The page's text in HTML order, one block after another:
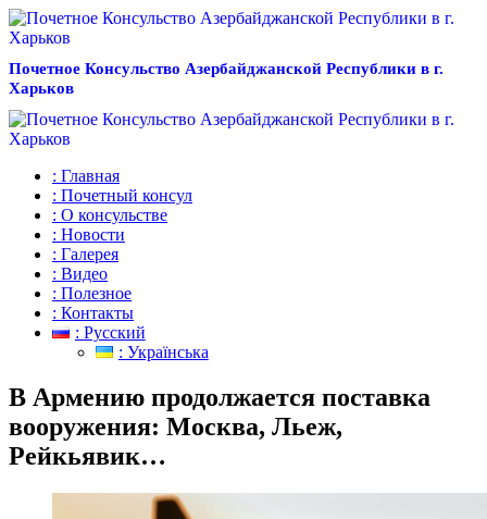
Почетное Консульство Азербайджанской Республики в г.
Харьков
: Главная
: Почетный консул
: О консульстве
: Новости
: Галерея
: Видео
: Полезное
: Контакты
: Русский
: Українська
В Армению продолжается поставка
вооружения: Москва, Льеж,
Рейкьявик…